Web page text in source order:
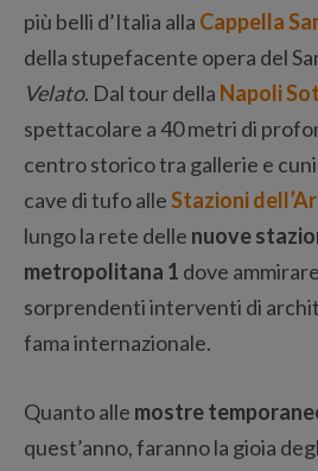
più belli d’Italia alla Cappella
della stupefacente opera del
Velato. Dal tour della Napoli
spettacolare a 40 metri di
centro storico tra gallerie e
cave di tufo alleStazioni
lungo la rete delle nuove
metropolitana 1 dove
sorprendenti interventi di
fama internazionale.
Quanto alle mostre
quest’anno, faranno la gioia